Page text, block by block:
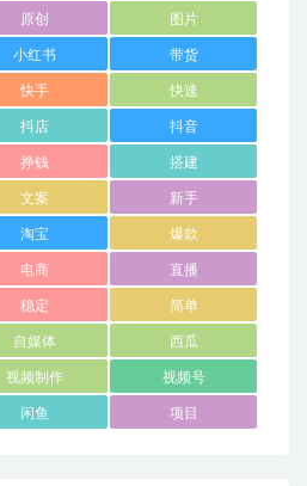
原创 图片
小红书 带货
快手 快速
抖店 抖音
挣钱 搭建
文案 新手
淘宝 爆款
电商 直播
稳定 简单
自媒体 西瓜
视频制作 视频号
闲鱼 项目